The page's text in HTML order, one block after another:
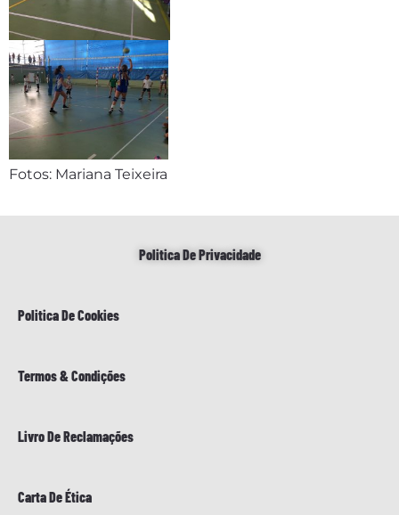
Fotos: Mariana Teixeira
Politica De Privacidade
Politica De Cookies
Termos & Condições
Livro De Reclamações
Carta De Ética